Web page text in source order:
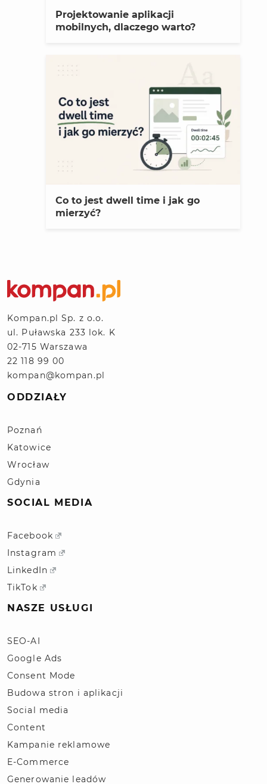
Projektowanie aplikacji
mobilnych, dlaczego warto?
Co to jest dwell time i jak go
mierzyć?
Kompan.pl Sp. z o.o.
ul. Puławska 233 lok. K
02-715 Warszawa
22 118 99 00
kompan@kompan.pl
ODDZIAŁY
Poznań
Katowice
Wrocław
Gdynia
SOCIAL MEDIA
Facebook
Instagram
LinkedIn
TikTok
NASZE USŁUGI
SEO-AI
Google Ads
Consent Mode
Budowa stron i aplikacji
Social media
Content
Kampanie reklamowe
E-Commerce
Generowanie leadów